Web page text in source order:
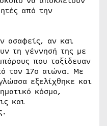
από την
ασαφείς, αν και
τη γέννησή της με
που ταξίδευαν
τον 17ο αιώνα. Με
εξελίχθηκε και
κόσμο,
και